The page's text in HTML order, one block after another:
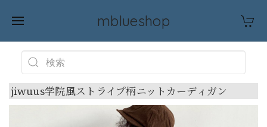
mblueshop
jiwuus学院風ストライプ柄ニットカーディガン